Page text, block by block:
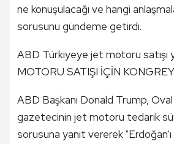
ne konuşulacağı ve hangi
sorusunu gündeme getirdi.
ABD Türkiyeye jet motoru satışı
MOTORU SATIŞI İÇİN
ABD Başkanı Donald Trump,
gazetecinin jet motoru tedarik
sorusuna yanıt vererek